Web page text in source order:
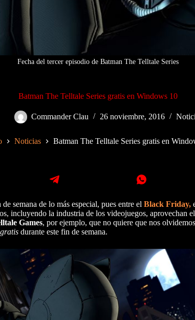
Fecha del tercer episodio de Batman The Telltale Series
Batman The Telltale Series gratis en Windows 10
Commander Clau 26 noviembre, 2016
Noticias Batman The Telltale Series gratis en
semana de lo más especial, pues entre el Black Friday,
incluyendo la industria de los videojuegos, aprovechan
Games, por ejemplo, que no quiere que nos
durante este fin de semana.